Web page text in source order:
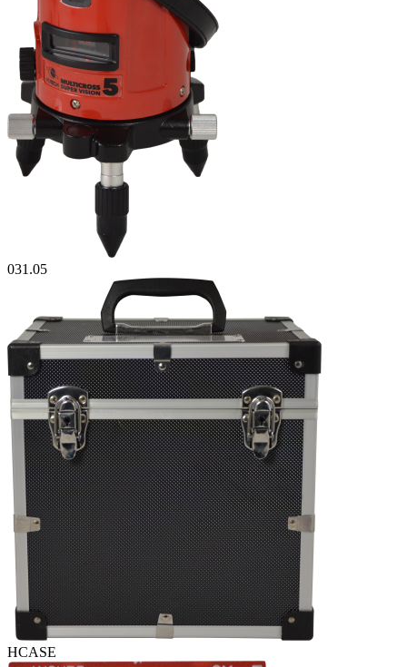
031.05
HCASE